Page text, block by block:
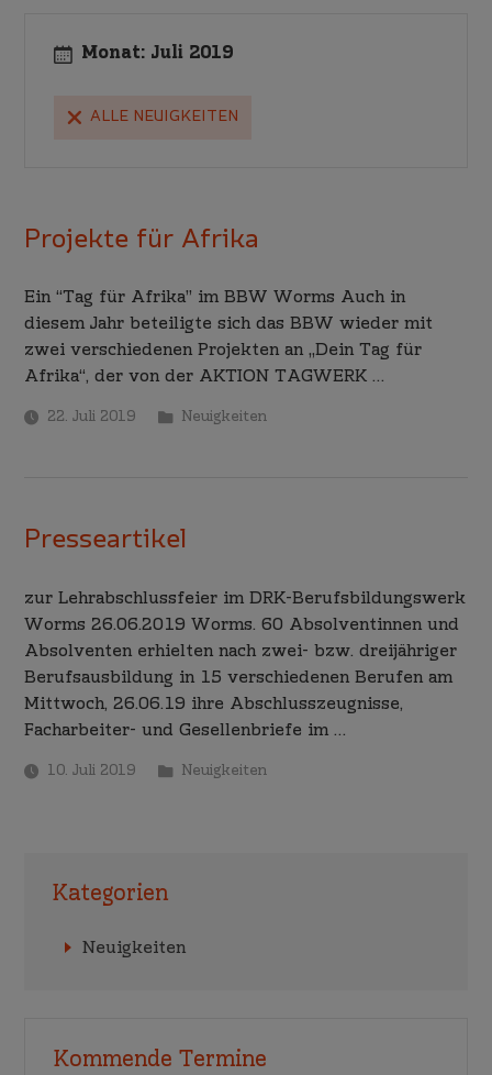
Monat: Juli 2019
ALLE NEUIGKEITEN
Projekte für Afrika
Ein “Tag für Afrika” im BBW Worms Auch in
diesem Jahr beteiligte sich das BBW wieder mit
zwei verschiedenen Projekten an „Dein Tag für
Afrika“, der von der AKTION TAGWERK …
22. Juli 2019 Neuigkeiten
Presseartikel
zur Lehrabschlussfeier im DRK-Berufsbildungswerk
Worms 26.06.2019 Worms. 60 Absolventinnen und
Absolventen erhielten nach zwei- bzw. dreijähriger
Berufsausbildung in 15 verschiedenen Berufen am
Mittwoch, 26.06.19 ihre Abschlusszeugnisse,
Facharbeiter- und Gesellenbriefe im …
10. Juli 2019 Neuigkeiten
Kategorien
Neuigkeiten
Kommende Termine